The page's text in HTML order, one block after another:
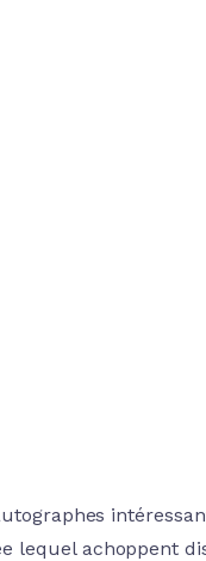
lequel achoppent